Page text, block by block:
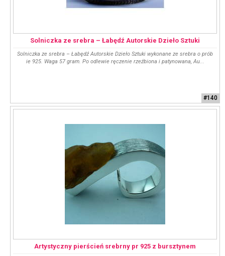
Solniczka ze srebra – Łabędź Autorskie Dzieło Sztuki
Solniczka ze srebra – Łabędź Autorskie Dzieło Sztuki wykonane ze srebra o prób
ie 925. Waga 57 gram. Po odlewie ręczenie rzeźbiona i patynowana, Au...
#140
Artystyczny pierścień srebrny pr 925 z bursztynem